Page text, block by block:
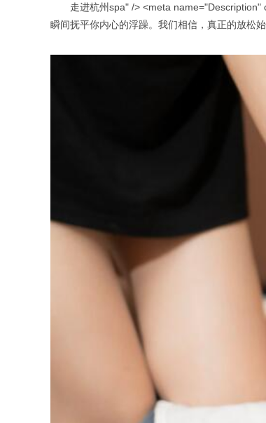
走进杭州spa" /> <meta name="Description"
瞬间抚平你内心的浮躁。我们相信，真正的放松